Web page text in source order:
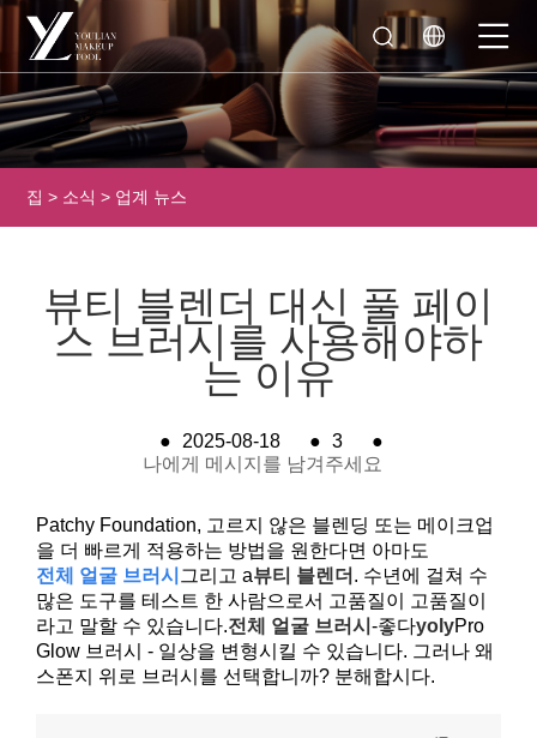
집 > 소식 > 업계 뉴스
뷰티 블렌더 대신 풀 페이
스 브러시를 사용해야하
는 이유
● 2025-08-18 ● 3
●
나에게 메시지를 남겨주세요
Patchy Foundation, 고르지 않은 블렌딩 또는 메이크업
을 더 빠르게 적용하는 방법을 원한다면 아마도
전체 얼굴 브러시 그리고 a뷰티 블렌더 . 수년에 걸쳐 수
많은 도구를 테스트 한 사람으로서 고품질이 고품질이
라고 말할 수 있습니다.전체 얼굴 브러시-좋다yolyPro
Glow 브러시 - 일상을 변형시킬 수 있습니다. 그러나 왜
스폰지 위로 브러시를 선택합니까? 분해합시다.